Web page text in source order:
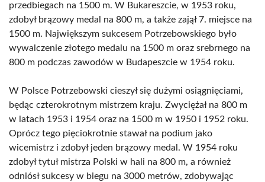
przedbiegach na 1500 m. W Bukareszcie, w 1953 roku,
zdobył brązowy medal na 800 m, a także zajął 7. miejsce na
1500 m. Największym sukcesem Potrzebowskiego było
wywalczenie złotego medalu na 1500 m oraz srebrnego na
800 m podczas zawodów w Budapeszcie w 1954 roku.
W Polsce Potrzebowski cieszył się dużymi osiągnięciami,
będąc czterokrotnym mistrzem kraju. Zwyciężał na 800 m
w latach 1953 i 1954 oraz na 1500 m w 1950 i 1952 roku.
Oprócz tego pięciokrotnie stawał na podium jako
wicemistrz i zdobył jeden brązowy medal. W 1954 roku
zdobył tytuł mistrza Polski w hali na 800 m, a również
odniósł sukcesy w biegu na 3000 metrów, zdobywając